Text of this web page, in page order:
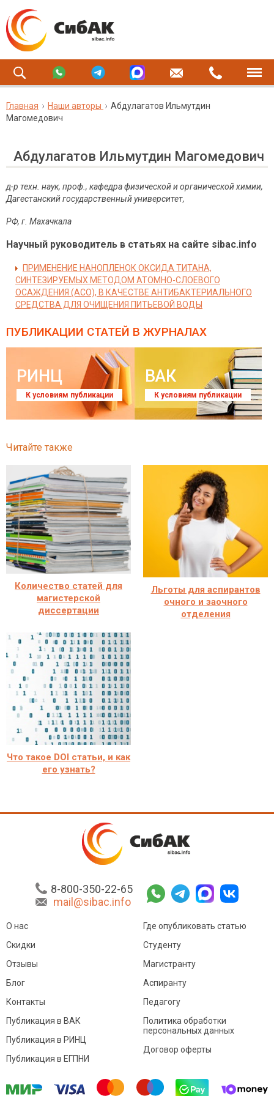
Главная Наши авторы
Абдулагатов Ильмутдин
Магомедович
Абдулагатов Ильмутдин Магомедович
д-р техн. наук, проф., кафедра физической и органической химии,
Дагестанский государственный университет,
РФ, г. Махачкала
Научный руководитель в статьях на сайте sibac.info
ПРИМЕНЕНИЕ НАНОПЛЕНОК ОКСИДА ТИТАНА,
СИНТЕЗИРУЕМЫХ МЕТОДОМ АТОМНО-СЛОЕВОГО
ОСАЖДЕНИЯ (АСО), В КАЧЕСТВЕ АНТИБАКТЕРИАЛЬНОГО
СРЕДСТВА ДЛЯ ОЧИЩЕНИЯ ПИТЬЕВОЙ ВОДЫ
ПУБЛИКАЦИИ СТАТЕЙ В ЖУРНАЛАХ
РИНЦ
К условиям публикации
ВАК
К условиям публикации
Читайте также
Количество статей для
магистерской
диссертации
Льготы для аспирантов
очного и заочного
отделения
Что такое DOI статьи, и как
его узнать?
8-800-350-22-65
mail@sibac.info
О нас
Скидки
Отзывы
Блог
Контакты
Где опубликовать статью
Студенту
Магистранту
Аспиранту
Педагогу
Публикация в ВАК
Публикация в РИНЦ
Публикация в ЕГПНИ
Политика обработки
персональных данных
Договор оферты